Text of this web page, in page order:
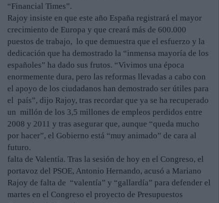
“Financial Times”.
Rajoy insiste en que este año España registrará el mayor
crecimiento de Europa y que creará más de 600.000
puestos de trabajo, lo que demuestra que el esfuerzo y la
dedicación que ha demostrado la “inmensa mayoría de los
españoles” ha dado sus frutos. “Vivimos una época
enormemente dura, pero las reformas llevadas a cabo con
el apoyo de los ciudadanos han demostrado ser útiles para
el país”, dijo Rajoy, tras recordar que ya se ha recuperado
un millón de los 3,5 millones de empleos perdidos entre
2008 y 2011 y tras asegurar que, aunque “queda mucho
por hacer”, el Gobierno está “muy animado” de cara al
futuro.
falta de Valentía. Tras la sesión de hoy en el Congreso, el
portavoz del PSOE, Antonio Hernando, acusó a Mariano
Rajoy de falta de “valentía” y “gallardía” para defender el
martes en el Congreso el proyecto de Presupuestos